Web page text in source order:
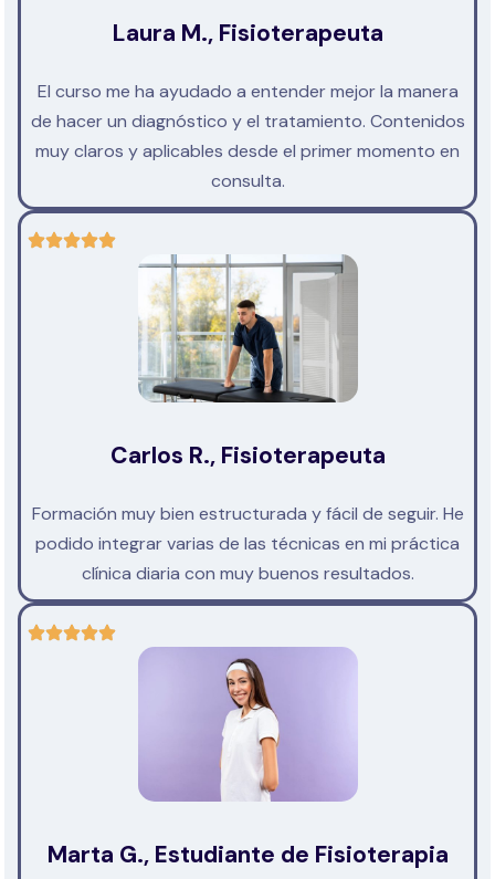
Laura M., Fisioterapeuta
El curso me ha ayudado a entender mejor la manera
de hacer un diagnóstico y el tratamiento. Contenidos
muy claros y aplicables desde el primer momento en
consulta.
Carlos R., Fisioterapeuta
Formación muy bien estructurada y fácil de seguir. He
podido integrar varias de las técnicas en mi práctica
clínica diaria con muy buenos resultados.
Marta G., Estudiante de Fisioterapia